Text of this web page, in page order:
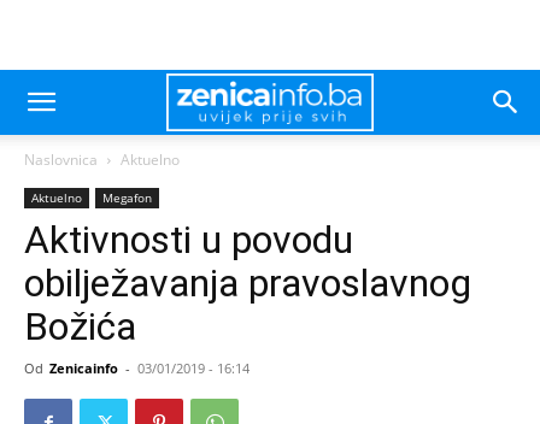
Naslovnica Aktuelno
Aktuelno Megafon
Aktivnosti u povodu
obilježavanja pravoslavnog
Božića
Od Zenicainfo - 03/01/2019 - 16:14